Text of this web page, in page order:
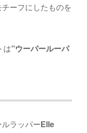
ーフにしたものを
は’’ウーパールーパ
ラッパー Elle